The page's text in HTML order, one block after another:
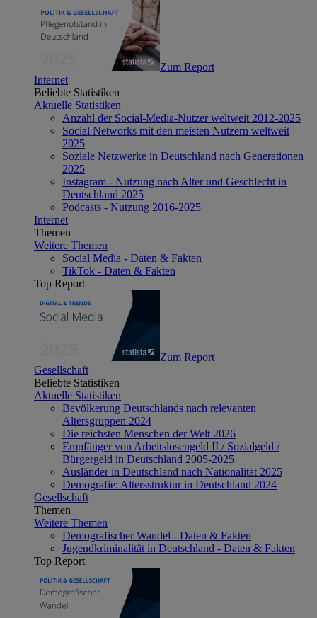
Zum Report
Internet
Beliebte Statistiken
Aktuelle Statistiken
Anzahl der Social-Media-Nutzer weltweit 2012-2025
Social Networks mit den meisten Nutzern weltweit
2025
Soziale Netzwerke in Deutschland nach Generationen
2025
Instagram - Nutzung nach Alter und Geschlecht in
Deutschland 2025
Podcasts - Nutzung 2016-2025
Internet
Themen
Weitere Themen
Social Media - Daten & Fakten
TikTok - Daten & Fakten
Top Report
Zum Report
Gesellschaft
Beliebte Statistiken
Aktuelle Statistiken
Bevölkerung Deutschlands nach relevanten
Altersgruppen 2024
Die reichsten Menschen der Welt 2026
Empfänger von Arbeitslosengeld II / Sozialgeld /
Bürgergeld in Deutschland 2005-2025
Ausländer in Deutschland nach Nationalität 2025
Demografie: Altersstruktur in Deutschland 2024
Gesellschaft
Themen
Weitere Themen
Demografischer Wandel - Daten & Fakten
Jugendkriminalität in Deutschland - Daten & Fakten
Top Report